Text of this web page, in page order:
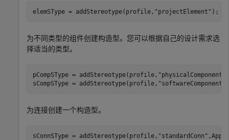
elemSType = addStereotype(profile, "projectElement" );
为不同类型的组件创建构造型。您可以根据自己的设计需求选
择适当的类型。
pCompSType = addStereotype(profile, "physicalComponent"
sCompSType = addStereotype(profile, "softwareComponent"
为连接创建一个构造型。
sConnSType = addStereotype(profile, "standardConn"